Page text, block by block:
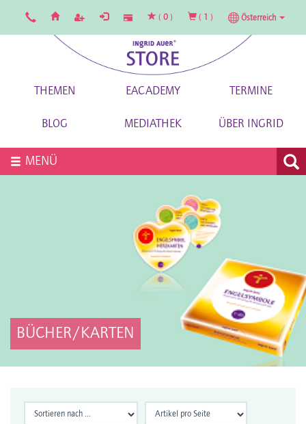
( 0 ) ( 1 ) Österreich
THEMEN EACADEMY TERMINE
BLOG MEDIATHEK ÜBER INGRID
MENÜ
BÜCHER/KARTEN